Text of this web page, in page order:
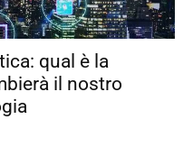
qual è la
il nostro